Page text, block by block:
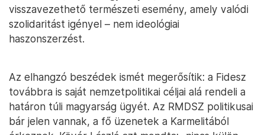
visszavezethető természeti esemény, amely valódi
szolidaritást igényel – nem ideológiai
haszonszerzést.
Az elhangzó beszédek ismét megerősítik: a Fidesz
továbbra is saját nemzetpolitikai céljai alá rendeli a
határon túli magyarság ügyét. Az RMDSZ politikusai
bár jelen vannak, a fő üzenetek a Karmelitából